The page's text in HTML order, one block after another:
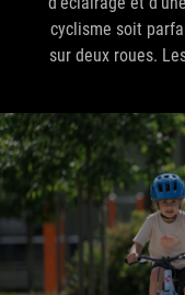
cyclisme soit
sur deux roues.